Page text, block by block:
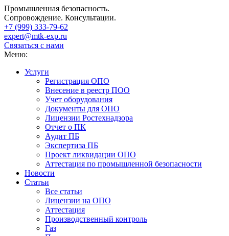
Промышленная безопасность.
Сопровождение. Консультации.
+7 (999) 333-79-62
expert@mtk-exp.ru
Связаться с нами
Меню:
Услуги
Регистрация ОПО
Внесение в реестр ПОО
Учет оборудования
Документы для ОПО
Лицензии Ростехнадзора
Отчет о ПК
Аудит ПБ
Экспертиза ПБ
Проект ликвидации ОПО
Аттестация по промышленной безопасности
Новости
Статьи
Все статьи
Лицензии на ОПО
Аттестация
Производственный контроль
Газ